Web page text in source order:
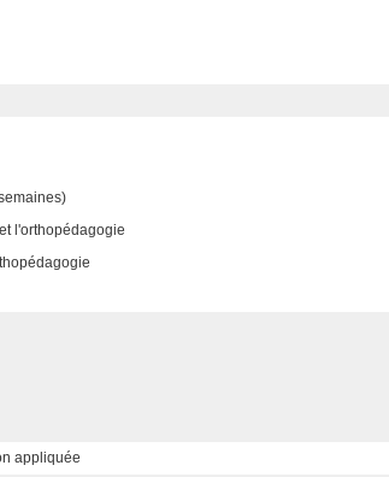
l'orthopédagogie
appliquée